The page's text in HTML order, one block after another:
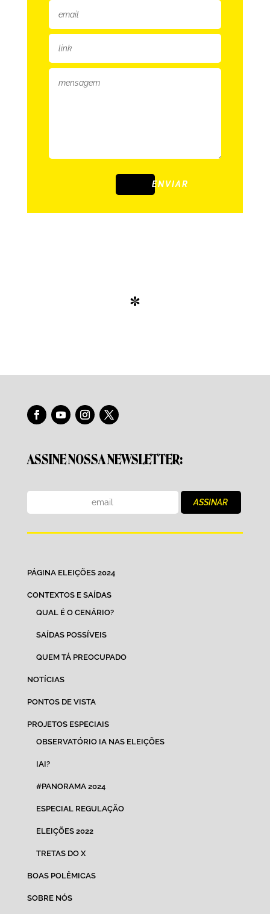
ENVIAR
*
ASSINE NOSSA NEWSLETTER:
PÁGINA ELEIÇÕES 2024
CONTEXTOS E SAÍDAS
QUAL É O CENÁRIO?
SAÍDAS POSSÍVEIS
QUEM TÁ PREOCUPADO
NOTÍCIAS
PONTOS DE VISTA
PROJETOS ESPECIAIS
OBSERVATÓRIO IA NAS ELEIÇÕES
IAI?
#PANORAMA 2024
ESPECIAL REGULAÇÃO
ELEIÇÕES 2022
TRETAS DO X
BOAS POLÊMICAS
SOBRE NÓS